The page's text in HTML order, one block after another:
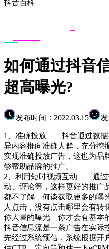
抖音百科
如何通过抖音
超高曝光?
发布时间：2022.03.15
1、准确投放 抖音通过数据
异内容推向准确人群，充分挖
实现准确投放广告，这也为品
够帮助品牌的推广。
2、利用短时视频互动 通过
动、评论等，这样更好的推广
都不了解，何谈获取更多的曝
人点击，没有点击哪里会有转
你大量的曝光，你才会有基本
抖音信息流是一条广告在实际
先经过系统预估，系统根据开